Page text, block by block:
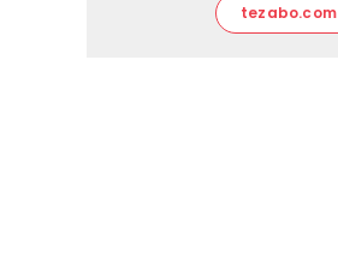
tezabo.com